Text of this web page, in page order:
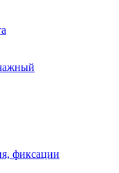
фиксации